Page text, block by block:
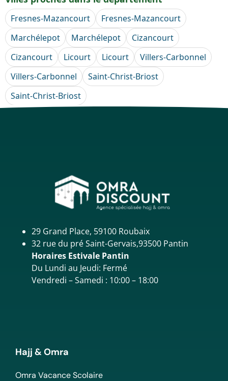
Fresnes-Mazancourt
Fresnes-Mazancourt
Marchélepot
Marchélepot
Cizancourt
Cizancourt
Licourt Licourt
Villers-Carbonnel
Villers-Carbonnel
Saint-Christ-Briost
Saint-Christ-Briost
29 Grand Place, 59100 Roubaix
32 rue du pré Saint-Gervais,93500 Pantin
Horaires Estivale Pantin
Du Lundi au Jeudi: Fermé
Vendredi – Samedi : 10:00 – 18:00
Hajj & Omra
Omra Vacance Scolaire